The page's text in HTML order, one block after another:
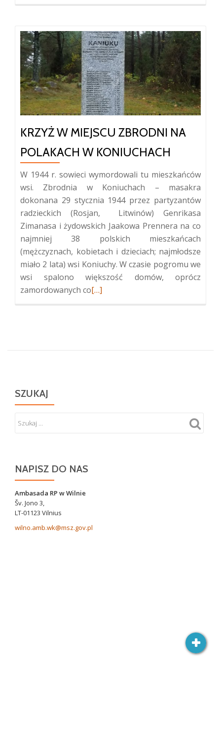
KRZYŻ W MIEJSCU ZBRODNI NA
POLAKACH W KONIUCHACH
W 1944 r. sowieci wymordowali tu mieszkańców
wsi. Zbrodnia w Koniuchach – masakra
dokonana 29 stycznia 1944 przez partyzantów
radzieckich (Rosjan, Litwinów) Genrikasa
Zimanasa i żydowskich Jaakowa Prennera na co
najmniej 38 polskich mieszkańcach
(mężczyznach, kobietach i dzieciach; najmłodsze
miało 2 lata) wsi Koniuchy. W czasie pogromu we
wsi spalono większość domów, oprócz
zamordowanych coWięcej
na
[…]
SZUKAJ
NAPISZ DO NAS
Ambasada RP w Wilnie
Šv. Jono 3,
LT-01123 Vilnius
wilno.amb.wk@msz.gov.pl